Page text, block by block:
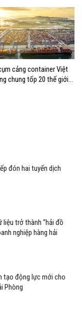
cảng container Việt
chung tốp 20 thế giới
đón hai tuyến dịch
liệu trở thành “hải đồ
nghiệp hàng hải
tạo động lực mới cho
Phòng